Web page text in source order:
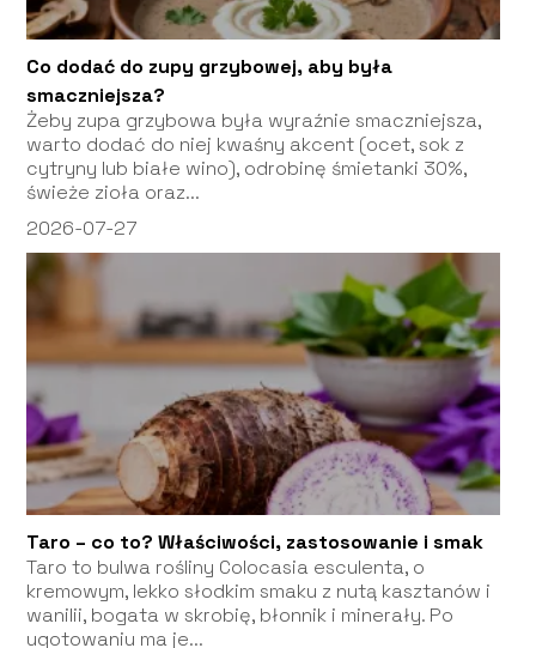
Co dodać do zupy grzybowej, aby była
smaczniejsza?
Żeby zupa grzybowa była wyraźnie smaczniejsza,
warto dodać do niej kwaśny akcent (ocet, sok z
cytryny lub białe wino), odrobinę śmietanki 30%,
świeże zioła oraz...
2026-07-27
Taro – co to? Właściwości, zastosowanie i smak
Taro to bulwa rośliny Colocasia esculenta, o
kremowym, lekko słodkim smaku z nutą kasztanów i
wanilii, bogata w skrobię, błonnik i minerały. Po
ugotowaniu ma je...